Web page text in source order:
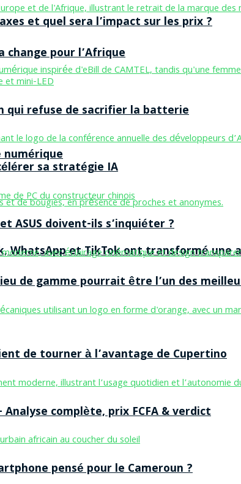
et quel sera l’impact sur les prix ?
numérique
WhatsApp et TikTok ont transformé
change pour l’Afrique
qui refuse de sacrifier la batterie
sa stratégie IA
ASUS doivent-ils s’inquiéter ?
de gamme pourrait être l’un des
de tourner à l’avantage de Cupertino
complète, prix FCFA & verdict
pensé pour le Cameroun ?